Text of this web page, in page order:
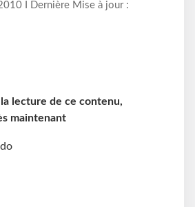
I Dernière Mise à jour :
lecture de ce contenu,
maintenant